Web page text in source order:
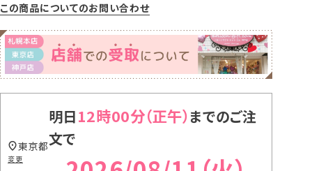
この商品についてのお問い合わせ
明日12時00分
までのご注
文で
東京都
変更